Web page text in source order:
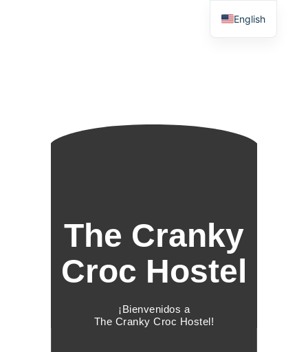
The Cranky
Croc Hostel
¡Bienvenidos a
The Cranky Croc Hostel!
English